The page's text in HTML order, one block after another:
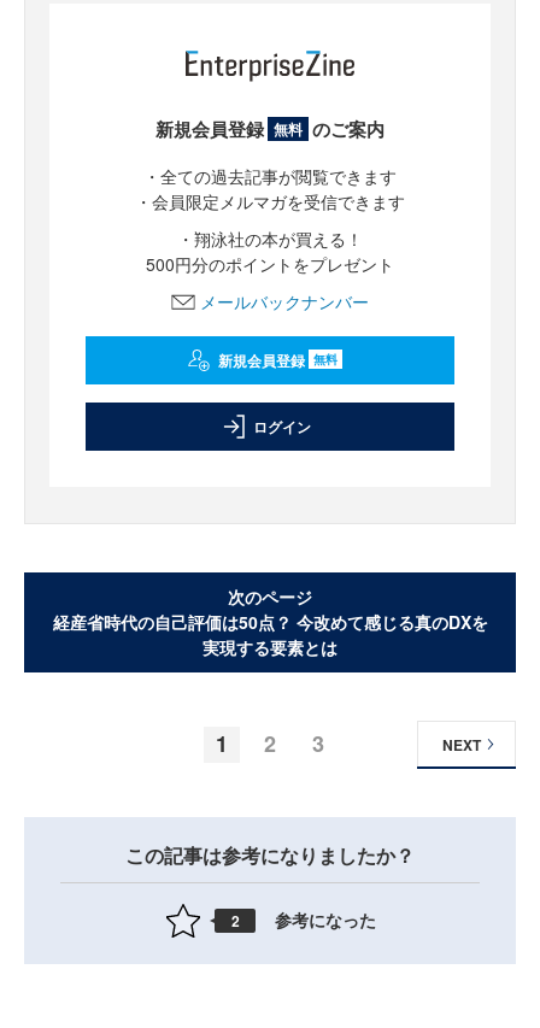
新規会員登録 無料 のご案内
・全ての過去記事が閲覧できます
・会員限定メルマガを受信できます
・翔泳社の本が買える！
500円分のポイントをプレゼント
メールバックナンバー
新規会員登録 無料
ログイン
次のページ
経産省時代の自己評価は50点？ 今改めて感じる真のDXを
実現する要素とは
1 2 3 NEXT
この記事は参考になりましたか？
2 参考になった